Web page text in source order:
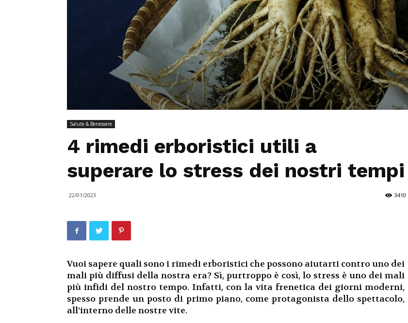
Salute & Benessere
4 rimedi erboristici utili a
superare lo stress dei nostri tempi
22/01/2023 3410
Vuoi sapere quali sono i rimedi erboristici che possono aiutarti contro uno dei
mali più diffusi della nostra era? Sì, purtroppo è così, lo stress è uno dei mali
più infidi del nostro tempo. Infatti, con la vita frenetica dei giorni moderni,
spesso prende un posto di primo piano, come protagonista dello spettacolo,
all’interno delle nostre vite.